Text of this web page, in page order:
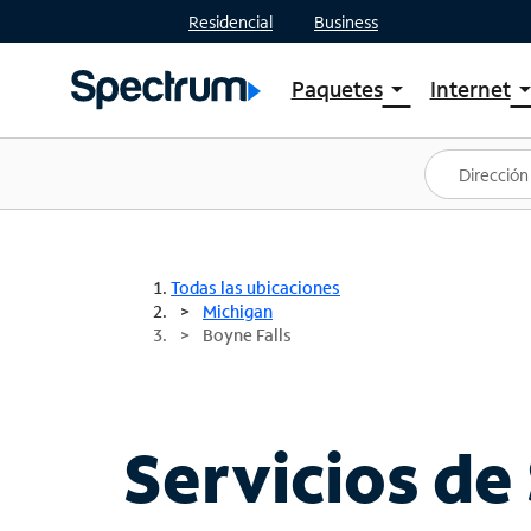
Residencial Business
Paquetesarrow_drop_down
Ver paquetes
Spectrum One
Mejores ofertas
Internetarrow_drop_down
Planes
Todas las ubicaciones
Michigan
Boyne Falls
Servicios